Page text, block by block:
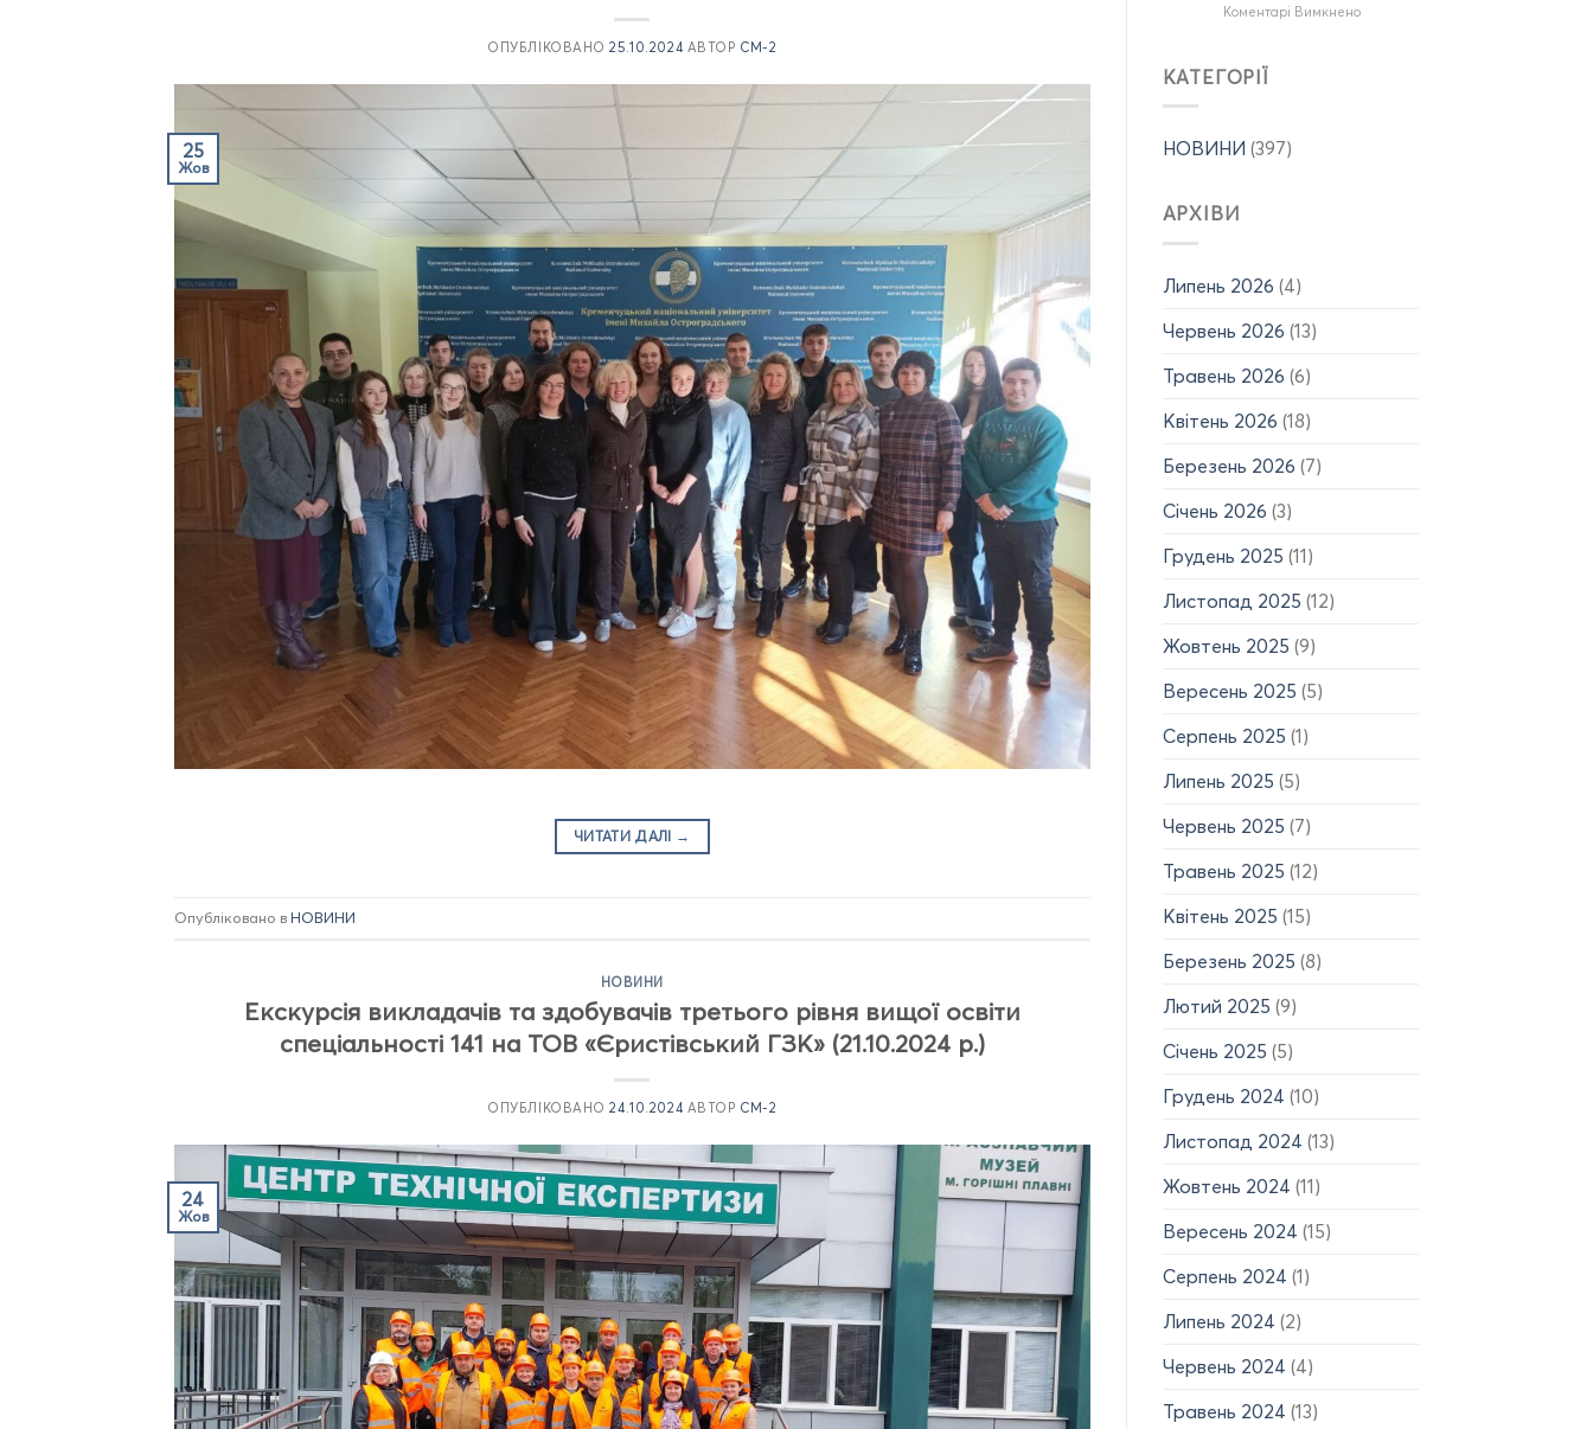
ОПУБЛІКОВАНО25.10.2024 АВТОР CM-2
25
Жов
ЧИТАТИ ДАЛІ →
Опубліковано вНОВИНИ
НОВИНИ
Екскурсія викладачів та здобувачів третього рівня вищої освіти
спеціальності 141 на ТОВ «Єристівський ГЗК» (21.10.2024 р.)
ОПУБЛІКОВАНО24.10.2024 АВТОР CM-2
24
Жов
електромеханіка
Коментарі Вимкненодо
КАТЕГОРІЇ
НОВИНИ (397)
АРХІВИ
Липень 2026 (4)
Червень 2026 (13)
Травень 2026 (6)
Квітень 2026 (18)
Березень 2026 (7)
Січень 2026 (3)
Грудень 2025 (11)
Листопад 2025 (12)
Жовтень 2025 (9)
Вересень 2025 (5)
Серпень 2025 (1)
Липень 2025 (5)
Червень 2025 (7)
Травень 2025 (12)
Квітень 2025 (15)
Березень 2025 (8)
Лютий 2025 (9)
Січень 2025 (5)
Грудень 2024 (10)
Листопад 2024 (13)
Жовтень 2024 (11)
Вересень 2024 (15)
Серпень 2024 (1)
Липень 2024 (2)
Червень 2024 (4)
Травень 2024 (13)